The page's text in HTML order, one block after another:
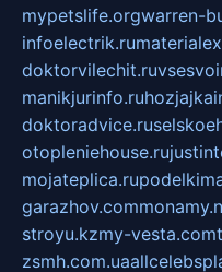
mypetslife.orgwarren-
infoelectrik.ru
doktorvilechit.ru
manikjurinfo.ru
doktoradvice.ru
otopleniehouse.ru
mojateplica.ru
garazhov.com
stroyu.kzmy-vesta.com
zsmh.com.ua